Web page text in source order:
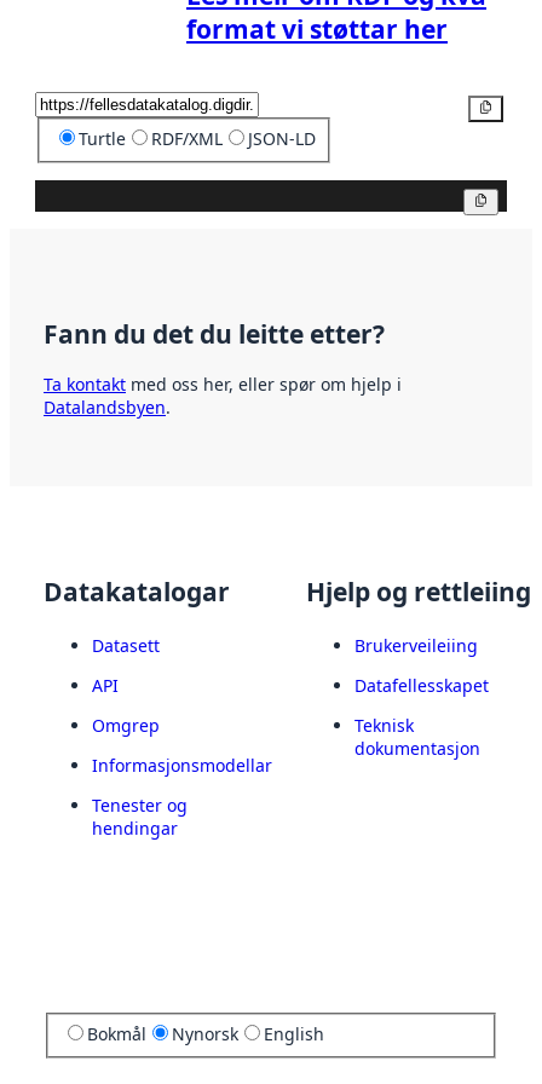
format vi støttar her
Turtle RDF/XML JSON-LD
Fann du det du leitte etter?
Ta kontakt med oss her, eller spør om hjelp i
Datalandsbyen.
Datakatalogar
Datasett
API
Omgrep
Informasjonsmodellar
Tenester og
hendingar
Hjelp og rettleiing
Brukerveileiing
Datafellesskapet
Teknisk
dokumentasjon
Bokmål Nynorsk English